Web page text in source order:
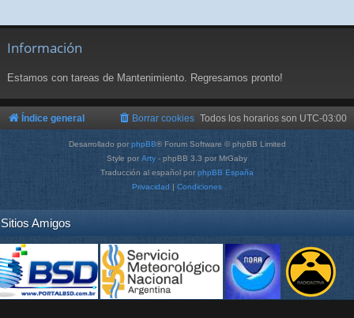
Información
Estamos con tareas de Mantenimiento. Regresamos pronto!
Índice general Todos los horarios son UTC-03:00
Borrar cookies
Desarrollado por phpBB® Forum Software © phpBB Limited
Style por Arty - phpBB 3.3 por MrGaby
Traducción al español por phpBB España
Privacidad | Condiciones
Sitios Amigos